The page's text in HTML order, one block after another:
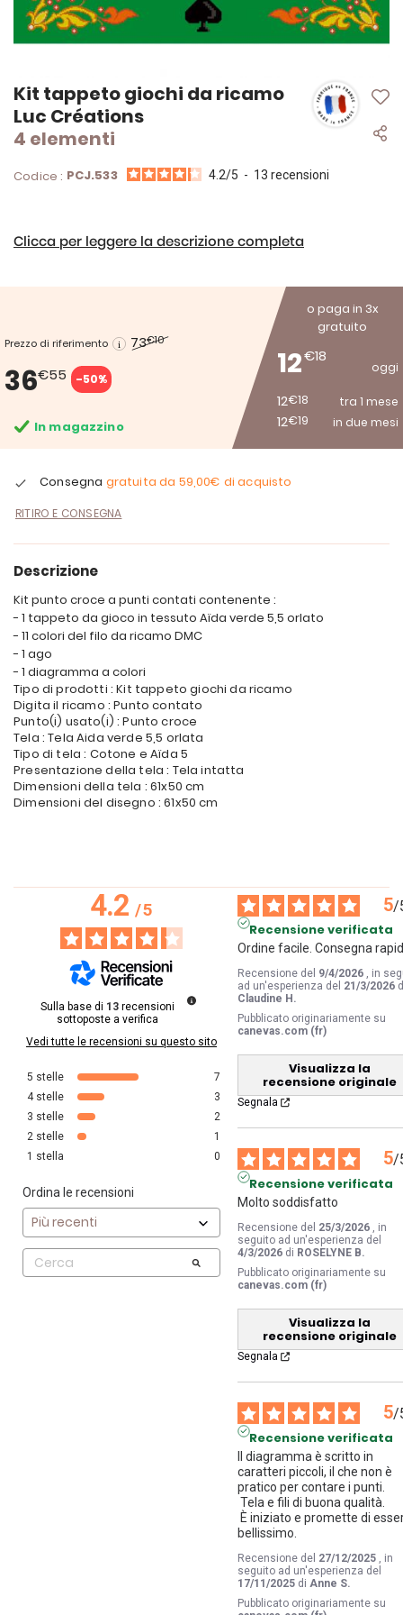
Kit tappeto giochi da ricamo
Luc Créations
4 elementi
Codice : PCJ.533 4.2/5 - 13 recensioni
Clicca per leggere la descrizione completa
Prezzo di riferimento 73€10
36€55 -50%
o paga in 3x
gratuito
12€18
oggi
12€18 tra 1 mese
12€19 in due mesi
In magazzino
Consegna gratuita da 59,00€ di acquisto
RITIRO E CONSEGNA
Vai
all'inizio
della
galleria
immagini
Descrizione
Kit punto croce a punti contati contenente :
- 1 tappeto da gioco in tessuto Aïda verde 5,5 orlato
- 11 colori del filo da ricamo DMC
- 1 ago
- 1 diagramma a colori
Tipo di prodotti : Kit tappeto giochi da ricamo
Digita il ricamo : Punto contato
Punto(i) usato(i) : Punto croce
Tela : Tela Aida verde 5,5 orlata
Tipo di tela : Cotone e Aïda 5
Presentazione della tela : Tela intatta
Dimensioni della tela : 61x50 cm
Dimensioni del disegno : 61x50 cm
4.2/5
Sulla base di 13 recensioni
sottoposte a verifica
Vedi tutte le recensioni su questo sito
5 stelle
7
4 stelle
3
3 stelle
2
2 stelle
1
1 stella 0
Ordina le recensioni
5/
Recensione verificata
Ordine facile. Consegna
Recensione del 9/4/2026 , in
ad un'esperienza del 21/3/2026
Claudine H.
Pubblicato originariamente su
canevas.com (fr)
Visualizza la
recensione originale
Segnala
5/
Recensione verificata
Molto soddisfatto
Recensione del 25/3/2026 , in
seguito ad un'esperienza del
4/3/2026 di ROSELYNE B.
Pubblicato originariamente su
canevas.com (fr)
Visualizza la
recensione originale
Segnala
5/
Recensione verificata
Il diagramma è scritto in
caratteri piccoli, il che non è
pratico per contare i punti.
Tela e fili di buona qualità.
bellissimo.
Recensione del 27/12/2025 , in
seguito ad un'esperienza del
17/11/2025 diAnne S.
Pubblicato originariamente su